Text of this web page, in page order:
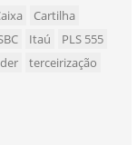
Cartilha
Itaú
PLS 555
terceirização